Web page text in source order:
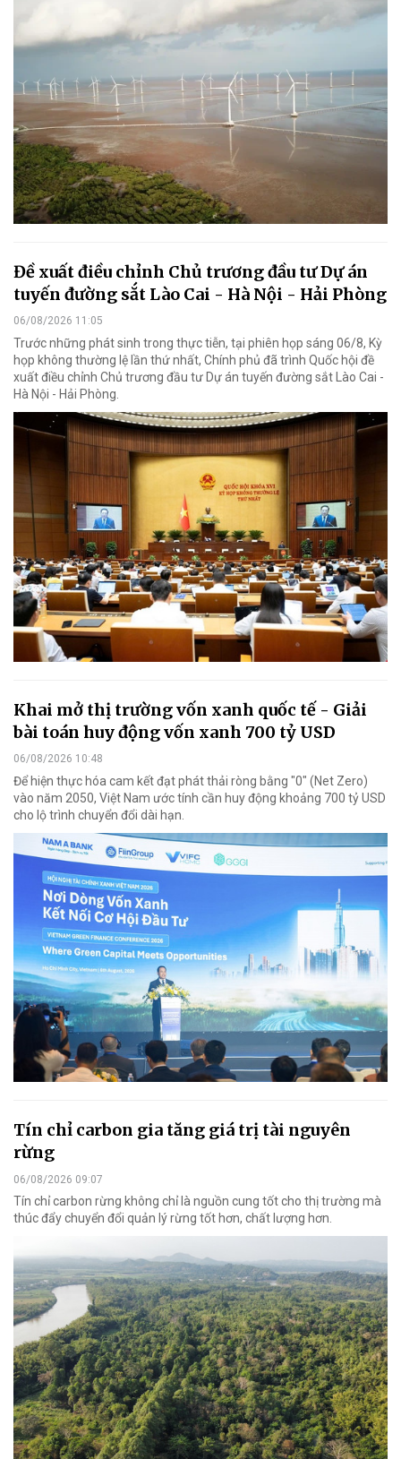
Đề xuất điều chỉnh Chủ trương đầu tư Dự án
tuyến đường sắt Lào Cai - Hà Nội - Hải Phòng
06/08/2026 11:05
Trước những phát sinh trong thực tiễn, tại phiên họp sáng 06/8, Kỳ
họp không thường lệ lần thứ nhất, Chính phủ đã trình Quốc hội đề
xuất điều chỉnh Chủ trương đầu tư Dự án tuyến đường sắt Lào Cai -
Hà Nội - Hải Phòng.
Khai mở thị trường vốn xanh quốc tế - Giải
bài toán huy động vốn xanh 700 tỷ USD
06/08/2026 10:48
Để hiện thực hóa cam kết đạt phát thải ròng bằng "0" (Net Zero)
vào năm 2050, Việt Nam ước tính cần huy động khoảng 700 tỷ USD
cho lộ trình chuyển đổi dài hạn.
Tín chỉ carbon gia tăng giá trị tài nguyên
rừng
06/08/2026 09:07
Tín chỉ carbon rừng không chỉ là nguồn cung tốt cho thị trường mà
thúc đẩy chuyển đổi quản lý rừng tốt hơn, chất lượng hơn.